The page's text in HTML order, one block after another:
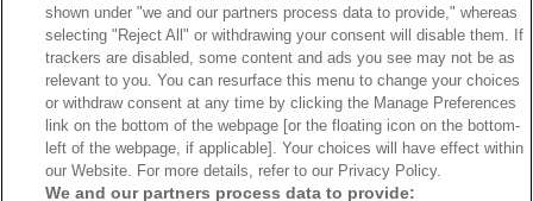
Kanada
204
Dam VM
187
Finland
181
Video
179
Ishockey-OS
175
shown under "we and our partners process data to provide," whereas
selecting "Reject All" or withdrawing your consent will disable them. If
trackers are disabled, some content and ads you see may not be as
relevant to you. You can resurface this menu to change your choices
or withdraw consent at any time by clicking the Manage Preferences
link on the bottom of the webpage [or the floating icon on the bottom-
left of the webpage, if applicable]. Your choices will have effect within
our Website. For more details, refer to our Privacy Policy.
We and our partners process data to provide: